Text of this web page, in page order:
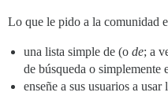
Lo que le pido a la comunidad
una lista simple de (o de; a
de búsqueda o simplemente
enseñe a sus usuarios a